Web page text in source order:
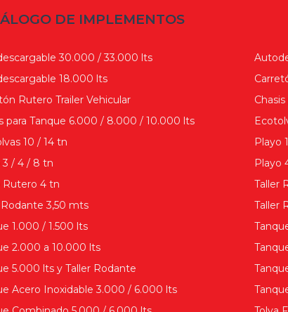
DE IMPLEMENTOS
30.000 / 33.000 lts
18.000 lts
Rutero Trailer Vehicular
para Tanque 6.000 / 8.000 / 10.000 lts
10 / 14 tn
Playo
3 / 4 / 8 tn
Playo
Rutero 4 tn
Taller
Rodante 3,50 mts
Taller
1.000 / 1.500 lts
2.000 a 10.000 lts
5.000 lts y Taller Rodante
Acero Inoxidable 3.000 / 6.000 lts